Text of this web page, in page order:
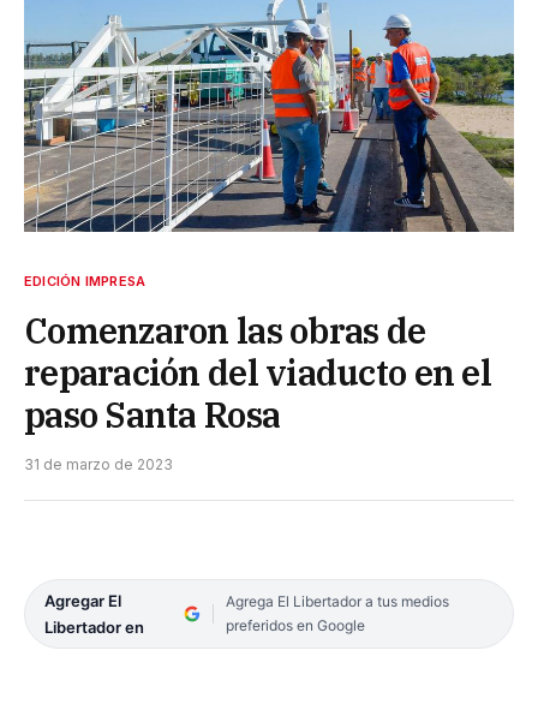
EDICIÓN IMPRESA
Comenzaron las obras de
reparación del viaducto en el
paso Santa Rosa
31 de marzo de 2023
Agregar El
Libertador en
Agrega El Libertador a tus medios
preferidos en Google